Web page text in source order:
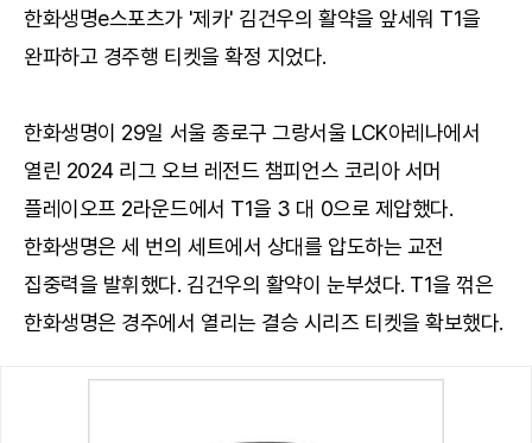
한화생명e스포츠가 '제카' 김건우의 활약을 앞세워 T1을
완파하고 경주행 티켓을 확정 지었다.
한화생명이 29일 서울 종로구 그랑서울 LCK아레나에서
열린 2024 리그 오브 레전드 챔피언스 코리아 서머
플레이오프 2라운드에서 T1을 3 대 0으로 제압했다.
한화생명은 세 번의 세트에서 상대를 압도하는 교전
집중력을 발휘했다. 김건우의 활약이 눈부셨다. T1을 꺾은
한화생명은 경주에서 열리는 결승 시리즈 티켓을 확보했다.